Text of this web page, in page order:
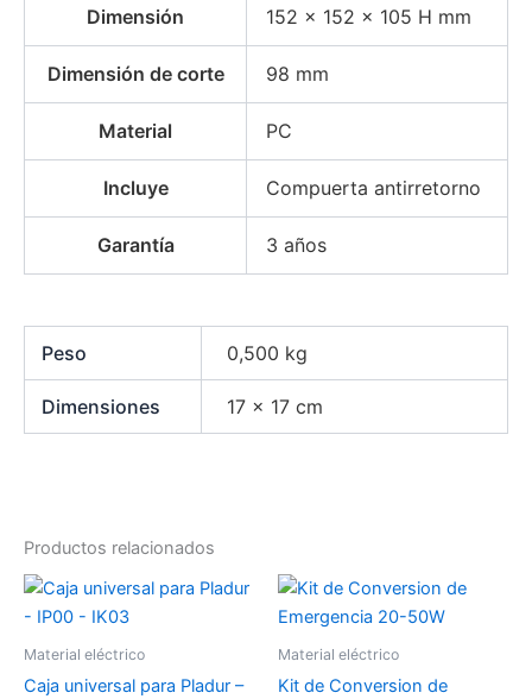
Dimensión 152 × 152 × 105 H mm
Dimensión de corte 98 mm
Material PC
Incluye Compuerta antirretorno
Garantía 3 años
Peso 0,500 kg
Dimensiones 17 × 17 cm
Productos relacionados
Material eléctrico
Caja universal para Pladur –
Material eléctrico
Kit de Conversion de